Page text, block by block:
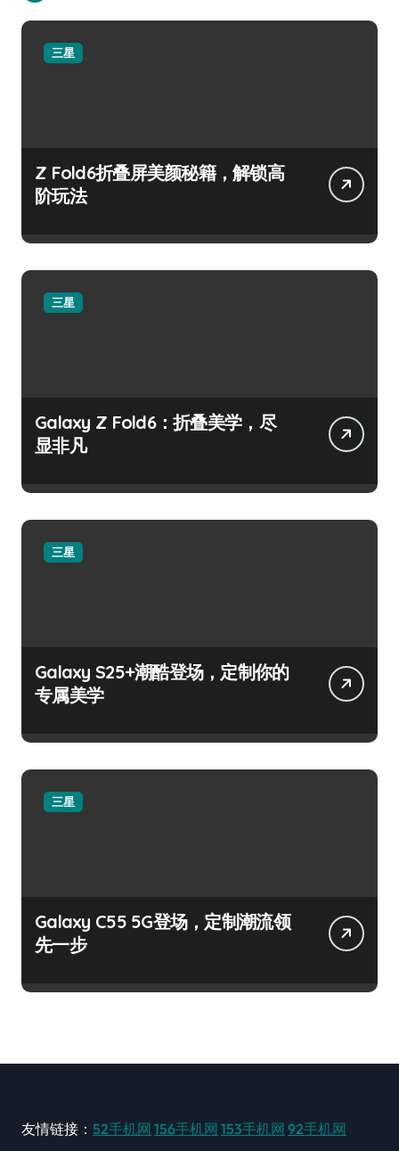
三星
Z Fold6折叠屏美颜秘籍，解锁高
阶玩法
三星
Galaxy Z Fold6：折叠美学，尽
显非凡
三星
Galaxy S25+潮酷登场，定制你的
专属美学
三星
Galaxy C55 5G登场，定制潮流领
先一步
友情链接： 52手机网 156手机网 153手机网 92手机网